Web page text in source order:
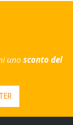
uno sconto del